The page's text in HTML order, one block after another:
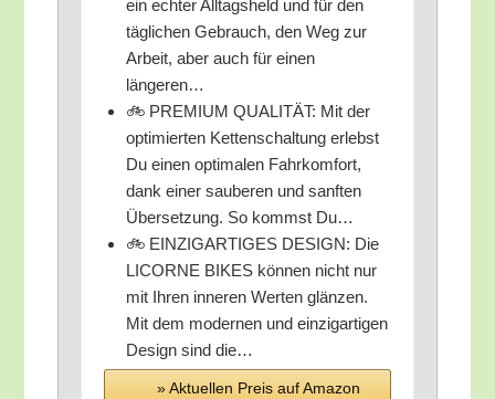
ein ech­ter All­tags­held und für den
täg­li­chen Gebrauch, den Weg zur
Arbeit, aber auch für einen
längeren…
🚲 PREMIUM QUALITÄT: Mit der
opti­mier­ten Ket­ten­schal­tung erlebst
Du einen opti­ma­len Fahr­kom­fort,
dank einer sau­be­ren und sanf­ten
Über­set­zung. So kommst Du…
🚲 EINZIGARTIGES DESIGN: Die
LICORNE BIKES kön­nen nicht nur
mit Ihren inne­ren Wer­ten glän­zen.
Mit dem moder­nen und ein­zig­ar­ti­gen
Design sind die…
» Aktu­el­len Preis auf Ama­zon